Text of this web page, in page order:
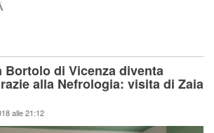
Bortolo di Vicenza diventa
alla Nefrologia: visita di Zaia
alle 21:12